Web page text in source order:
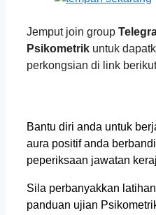
Jemput join group
Psikometrik untuk
perkongsian di link berikut
Bantu diri anda untuk
aura positif anda
peperiksaan jawatan
Sila perbanyakkan
panduan ujian